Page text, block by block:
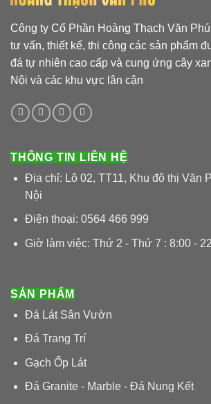
Công ty Cổ Phần Hoàng Thạch Văn
tư vấn, thiết kế, thi công các sản phẩm
đá tự nhiên cao cấp và cung ứng cây
Nội và các khu vực lân cận
SẢN PHẨM
Đá Lát Sân Vườn
Đá Trang Trí
Gạch Ốp Lát
Đá Granite - Marble - Đá Nung Kết
THÔNG TIN LIÊN HỆ
Địa chỉ: Lô 02, TT11, Khu đô thị Văn
Nội
Điện thoại: 0564 466 999
Giờ làm việc: Thứ 2 - Thứ 7 : 8:00 -